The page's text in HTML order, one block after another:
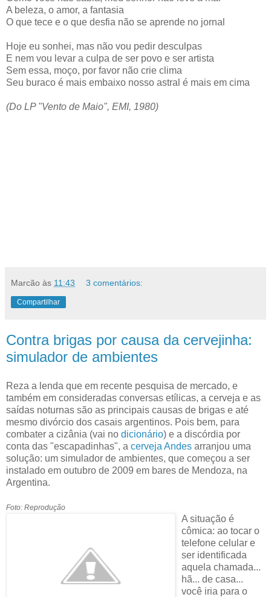
A beleza, o amor, a fantasia
O que tece e o que desfia não se aprende no jornal
Hoje eu sonhei, mas não vou pedir desculpas
E nem vou levar a culpa de ser povo e ser artista
Sem essa, moço, por favor não crie clima
Seu buraco é mais embaixo nosso astral é mais em cima
(Do LP "Vento de Maio", EMI, 1980)
Marcão às 11:43 3 comentários:
Compartilhar
Contra brigas por causa da cervejinha:
simulador de ambientes
Reza a lenda que em recente pesquisa de mercado, e
também em consideradas conversas etílicas, a cerveja e as
saídas noturnas são as principais causas de brigas e até
mesmo divórcio dos casais argentinos. Pois bem, para
combater a cizânia (vai no dicionário) e a discórdia por
conta das "escapadinhas", a cerveja Andes arranjou uma
solução: um simulador de ambientes, que começou a ser
instalado em outubro de 2009 em bares de Mendoza, na
Argentina.
Foto: Reprodução
A situação é
cômica: ao tocar o
telefone celular e
ser identificada
aquela chamada...
hã... de casa...
você iria para o